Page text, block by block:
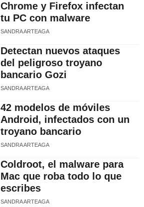
Chrome y Firefox infectan
tu PC con malware
SANDRA ARTEAGA
Detectan nuevos ataques
del peligroso troyano
bancario Gozi
SANDRA ARTEAGA
42 modelos de móviles
Android, infectados con un
troyano bancario
SANDRA ARTEAGA
Coldroot, el malware para
Mac que roba todo lo que
escribes
SANDRA ARTEAGA